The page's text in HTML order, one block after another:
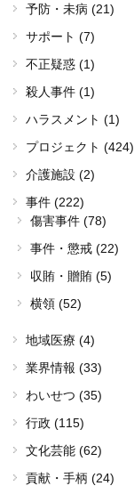
予防・未病 (21)
サポート (7)
不正疑惑 (1)
殺人事件 (1)
ハラスメント (1)
プロジェクト (424)
介護施設 (2)
事件 (222)
傷害事件 (78)
事件・懲戒 (22)
収賄・贈賄 (5)
横領 (52)
地域医療 (4)
業界情報 (33)
わいせつ (35)
行政 (115)
文化芸能 (62)
貢献・手柄 (24)